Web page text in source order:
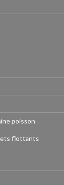
poisson
flottants